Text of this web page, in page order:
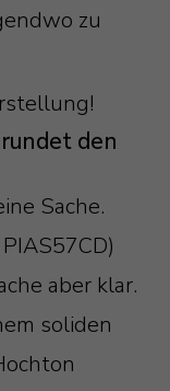
zu
den
Sache.
aber klar.
soliden